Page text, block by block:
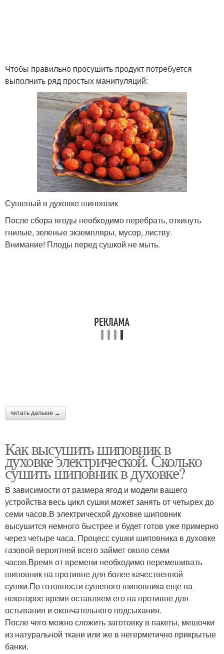
Чтобы правильно просушить продукт потребуется
выполнить ряд простых манипуляций:
Сушеный в духовке шиповник
После сбора ягоды необходимо перебрать, откинуть
гнилые, зеленые экземпляры, мусор, листву.
Внимание! Плоды перед сушкой не мыть.
читать дальше →
Как высушить шиповник в
духовке электрической. Сколько
сушить шиповник в духовке?
В зависимости от размера ягод и модели вашего
устройства весь цикл сушки может занять от четырех до
семи часов.В электрической духовке шиповник
высушится немного быстрее и будет готов уже примерно
через четыре часа. Процесс сушки шиповника в духовке
газовой вероятней всего займет около семи
часов.Время от времени необходимо перемешивать
шиповник на противне для более качественной
сушки.По готовности сушеного шиповника еще на
некоторое время оставляем его на противне для
остывания и окончательного подсыхания.
После чего можно сложить заготовку в пакеты, мешочки
из натуральной ткани или же в негерметично прикрытые
банки.